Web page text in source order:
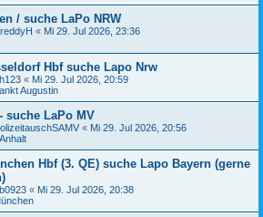
/ suche LaPo NRW
« Mi 29. Jul 2026, 23:36
Hbf suche Lapo Nrw
« Mi 29. Jul 2026, 20:59
Augustin
suche LaPo MV
« Mi 29. Jul 2026, 20:56
Hbf (3. QE) suche Lapo Bayern (gerne
« Mi 29. Jul 2026, 20:38